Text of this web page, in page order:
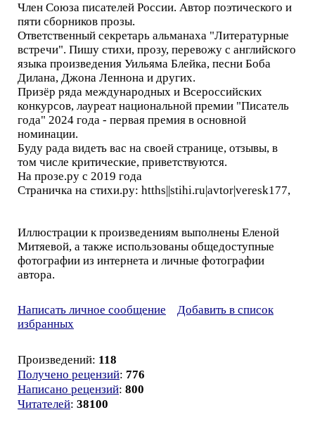
Член Союза писателей России. Автор поэтического и
пяти сборников прозы.
Ответственный секретарь альманаха "Литературные
встречи". Пишу стихи, прозу, перевожу с английского
языка произведения Уильяма Блейка, песни Боба
Дилана, Джона Леннона и других.
Призёр ряда международных и Всероссийских
конкурсов, лауреат национальной премии "Писатель
года" 2024 года - первая премия в основной
номинации.
Буду рада видеть вас на своей странице, отзывы, в
том числе критические, приветствуются.
На прозе.ру с 2019 года
Страничка на стихи.ру: htths||stihi.ru|avtor|veresk177,
Иллюстрации к произведениям выполнены Еленой
Митяевой, а также использованы общедоступные
фотографии из интернета и личные фотографии
автора.
Написать личное сообщение
Добавить в список
избранных
Произведений: 118
Получено рецензий: 776
Написано рецензий: 800
Читателей: 38100